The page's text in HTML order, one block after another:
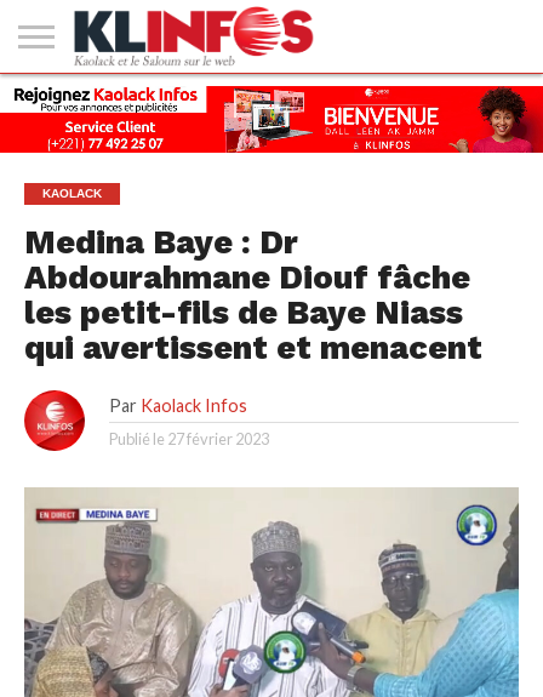
#2
(PAS
DE
TITRE)
KAOLACK
POLITIQUE
ECONOMIE
SOCIÉTÉ
CULTURE
PEOPLE
SPORT
SANTÉ
AFRIQUE
INTERNATIONAL
EMPLOI &
FORMATION
KAOLACK
Medina Baye : Dr
Abdourahmane Diouf fâche
les petit-fils de Baye Niass
qui avertissent et menacent
Par Kaolack Infos
Publié le 27 février 2023